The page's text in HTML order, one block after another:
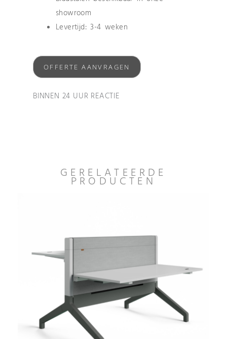
showroom
Levertijd: 3-4 weken
OFFERTE AANVRAGEN
BINNEN 24 UUR REACTIE
GERELATEERDE
PRODUCTEN